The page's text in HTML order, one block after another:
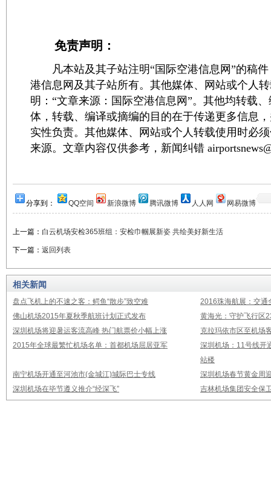
免责声明：
凡本站及其子站注明“国际空港信息网”的稿件
港信息网及其子站所有。其他媒体、网站或个人
明：“文章来源：国际空港信息网”。其他均转载
体，转载、编译或摘编的目的在于传递更多信息
实性负责。其他媒体、网站或个人转载使用时必
来源。文章内容仅供参考，新闻纠错
分享到： QQ空间 新浪微博 腾讯微博 人人网 网易微博
上一篇： 白云机场安检365班组：安检巾帼展新姿 共绘美好新生活
下一篇： 返回列表
相关新闻
盘点飞机上的不速之客：鳄鱼“散步”致空难
2016珠海航展：交通
佛山机场2015年夏秋季航班计划正式发布
黄海光：守护飞行区
深圳机场将迎暑运客流高峰 热门航票价小幅上涨
克拉玛依市区至机场
2015年全球最繁忙机场名单：首都机场屈居亚军
深圳机场：11号线开
站楼
南宁机场开通至河池市(金城江)城际巴士专线
深圳机场春节黄金周
深圳机场在毕节遵义推介“经深飞”
吉林机场集团安全保